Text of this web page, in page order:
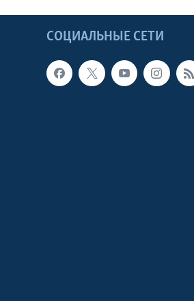
СОЦИАЛЬНЫЕ СЕТИ